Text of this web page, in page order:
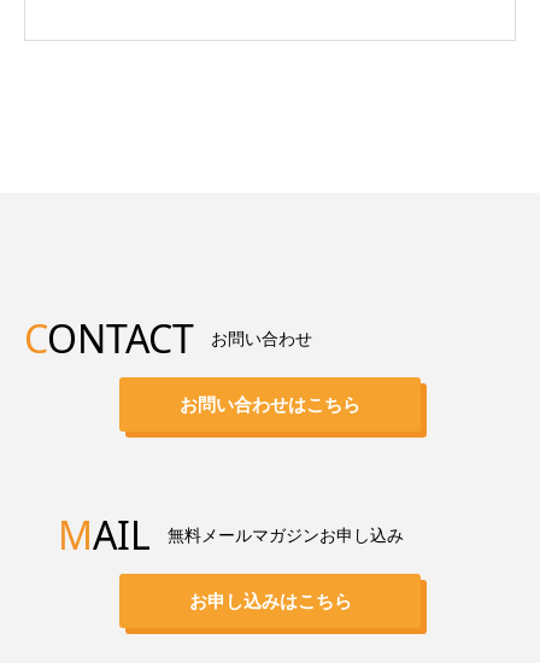
CONTACT お問い合わせ
お問い合わせはこちら
MAIL 無料メールマガジンお申し込み
お申し込みはこちら